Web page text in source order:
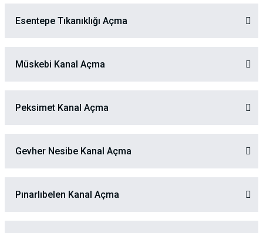
Esentepe Tıkanıklığı Açma
Müskebi Kanal Açma
Peksimet Kanal Açma
Gevher Nesibe Kanal Açma
Pınarlıbelen Kanal Açma